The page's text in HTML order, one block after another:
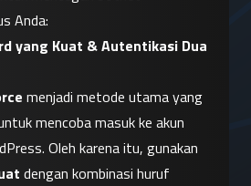
Anda:
yang Kuat & Autentikasi Dua
menjadi metode utama yang
mencoba masuk ke akun
dengan kombinasi huruf